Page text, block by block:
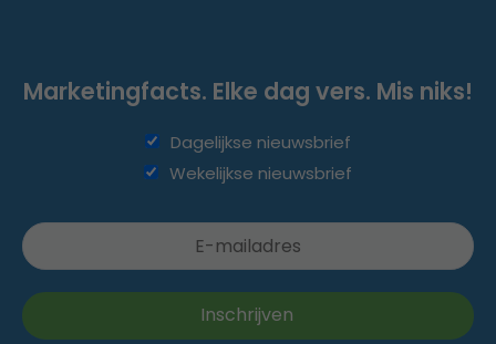
Marketingfacts. Elke dag vers. Mis niks!
Dagelijkse nieuwsbrief
Wekelijkse nieuwsbrief